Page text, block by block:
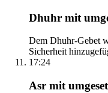
Dhuhr mit
Dem Dhuhr-Gebet
Sicherheit
17:24
Asr mit